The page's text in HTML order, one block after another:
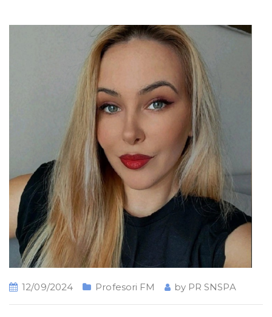
12/09/2024 Profesori FM by PR SNSPA